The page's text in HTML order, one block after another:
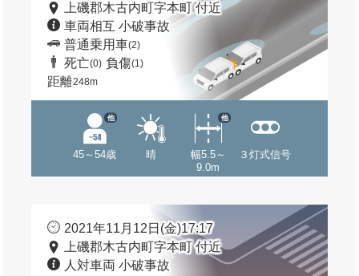
上磯郡木古内町字本町 付近
車両相互 小破事故
普通乗用車(2)
死亡(0) 負傷(1)
距離248m
45～54歳
他
晴
幅5.5～
9.0m
他
３灯式信号
2021年11月12日(金)17:17
上磯郡木古内町字本町 付近
人対車両 小破事故